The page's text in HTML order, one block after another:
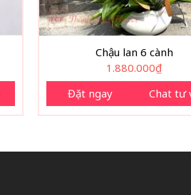
Chậu lan 6 cành
1.880.000₫
Đặt ngay
Chat tư